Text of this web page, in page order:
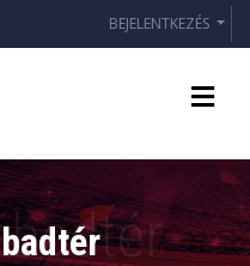
BEJELENTKEZÉS